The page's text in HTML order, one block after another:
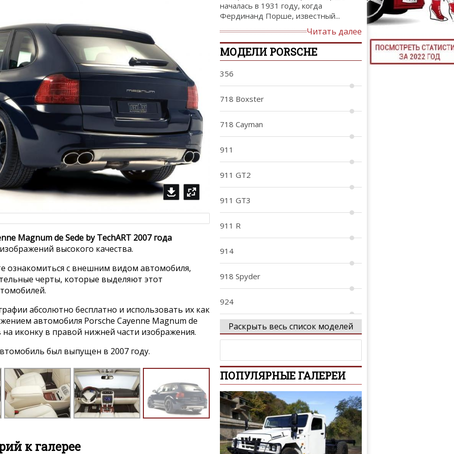
ТЮНИНГ
Magnum de Sede by TechART 2007 года
высокого качества.
ознакомиться с внешним видом автомобиля,
черты, которые выделяют этот
абсолютно бесплатно и использовать их как
автомобиля Porsche Cayenne Magnum de
на иконку в правой нижней части изображения.
был выпущен в 2007 году.
к галерее
началась в 1931 году, когда
Фердинанд Порше, известный...
Читать далее
МОДЕЛИ PORSCHE
356
718 Boxster
718 Cayman
911
911 GT2
911 GT3
911 R
914
918 Spyder
924
928
959
968
Boxster
Раскрыть весь список моделей
ПОПУЛЯРНЫЕ ГАЛЕРЕИ